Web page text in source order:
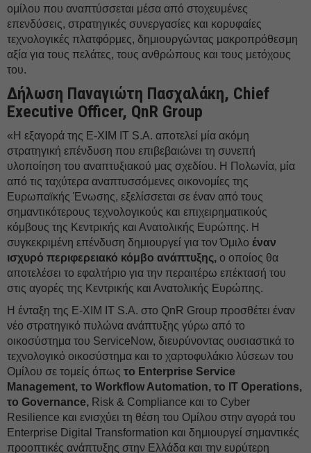
ομίλου που αναπτύσσεται μέσα από στοχευμένες
επενδύσεις, στρατηγικές συνεργασίες και κορυφαίες
τεχνολογικές πλατφόρμες, δημιουργώντας μακροπρόθεσμη
αξία για τους πελάτες, τους ανθρώπους και τους μετόχους
του.
Δήλωση Παναγιώτη Πασχαλάκη, Chief
Executive Officer, QnR Group
«Η εξαγορά της E-XIM IT S.A. αποτελεί μία ακόμη
στρατηγική επένδυση που επιβεβαιώνει τη συνεπή
υλοποίηση του αναπτυξιακού μας σχεδίου. Η Πολωνία, μία
από τις ταχύτερα αναπτυσσόμενες οικονομίες της
Ευρωπαϊκής Ένωσης, εξελίσσεται σε έναν από τους
σημαντικότερους τεχνολογικούς και επιχειρηματικούς
κόμβους της Κεντρικής και Ανατολικής Ευρώπης. Η
συγκεκριμένη επένδυση δημιουργεί για τον Όμιλο έναν
ισχυρό περιφερειακό κόμβο ανάπτυξης, ο οποίος θα
αποτελέσει το εφαλτήριο για την περαιτέρω επέκτασή του
στις αγορές της Κεντρικής και Ανατολικής Ευρώπης.
Η ένταξη της E-XIM IT S.A. στο QnR Group προσθέτει έναν
νέο στρατηγικό πυλώνα ανάπτυξης γύρω από το
οικοσύστημα του ServiceNow, διευρύνοντας ουσιαστικά το
τεχνολογικό οικοσύστημα και το χαρτοφυλάκιο λύσεων του
Ομίλου σε τομείς όπως το Enterprise Service
Management, το Workflow Automation, το IT Operations,
το Governance, Risk & Compliance και το Cyber
Resilience και ενισχύει τη θέση του Ομίλου στην αγορά του
Enterprise Digital Transformation και δημιουργεί σημαντικές
προοπτικές ανάπτυξης στην Ελλάδα και την ευρύτερη